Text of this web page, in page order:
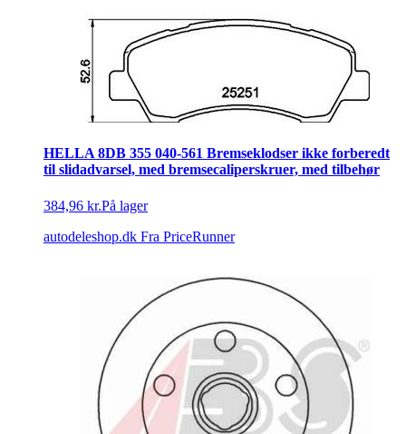
HELLA 8DB 355 040-561 Bremseklodser ikke forberedt
til slidadvarsel, med bremsecaliperskruer, med tilbehør
384,96 kr.På lager
autodeleshop.dk Fra PriceRunner